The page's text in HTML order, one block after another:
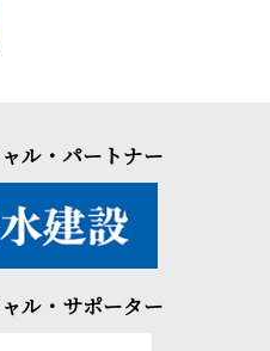
ル・パートナー
ル・サポーター